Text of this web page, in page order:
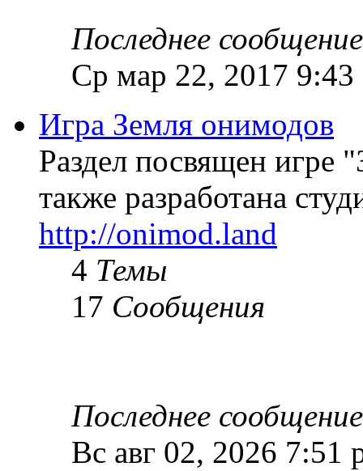
Последнее сообщение
Ср мар 22, 2017 9:43
Игра Земля онимодов
Раздел посвящен игре
также разработана
http://onimod.land
4 Темы
17 Сообщения
Последнее сообщение
Вс авг 02, 2026 7:51